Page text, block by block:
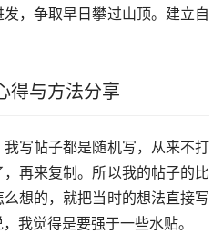
，争取早日攀过山顶。建立自
得与方法分享
写帖子都是随机写，从来不打
再来复制。所以我的帖子的比
想的，就把当时的想法直接写
我觉得是要强于一些水贴。